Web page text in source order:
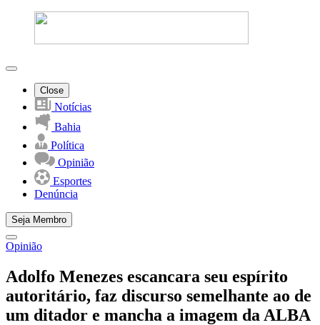
Close
Notícias
Bahia
Política
Opinião
Esportes
Denúncia
Seja Membro
Opinião
Adolfo Menezes escancara seu espírito
autoritário, faz discurso semelhante ao de
um ditador e mancha a imagem da ALBA